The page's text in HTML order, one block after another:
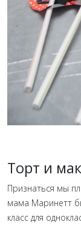
Торт и
Признаться мы
мама Маринетт
класс для